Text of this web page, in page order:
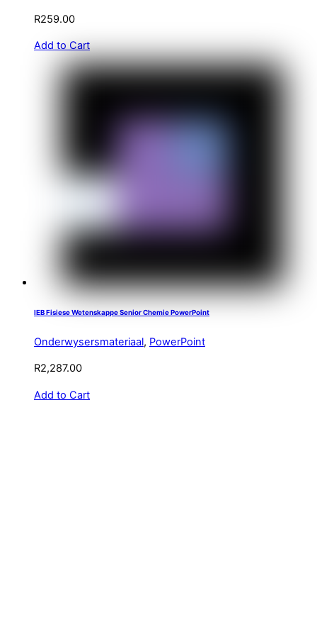
R259.00
Add to Cart
IEB Fisiese Wetenskappe Senior Chemie PowerPoint
Onderwysersmateriaal, PowerPoint
R2,287.00
Add to Cart